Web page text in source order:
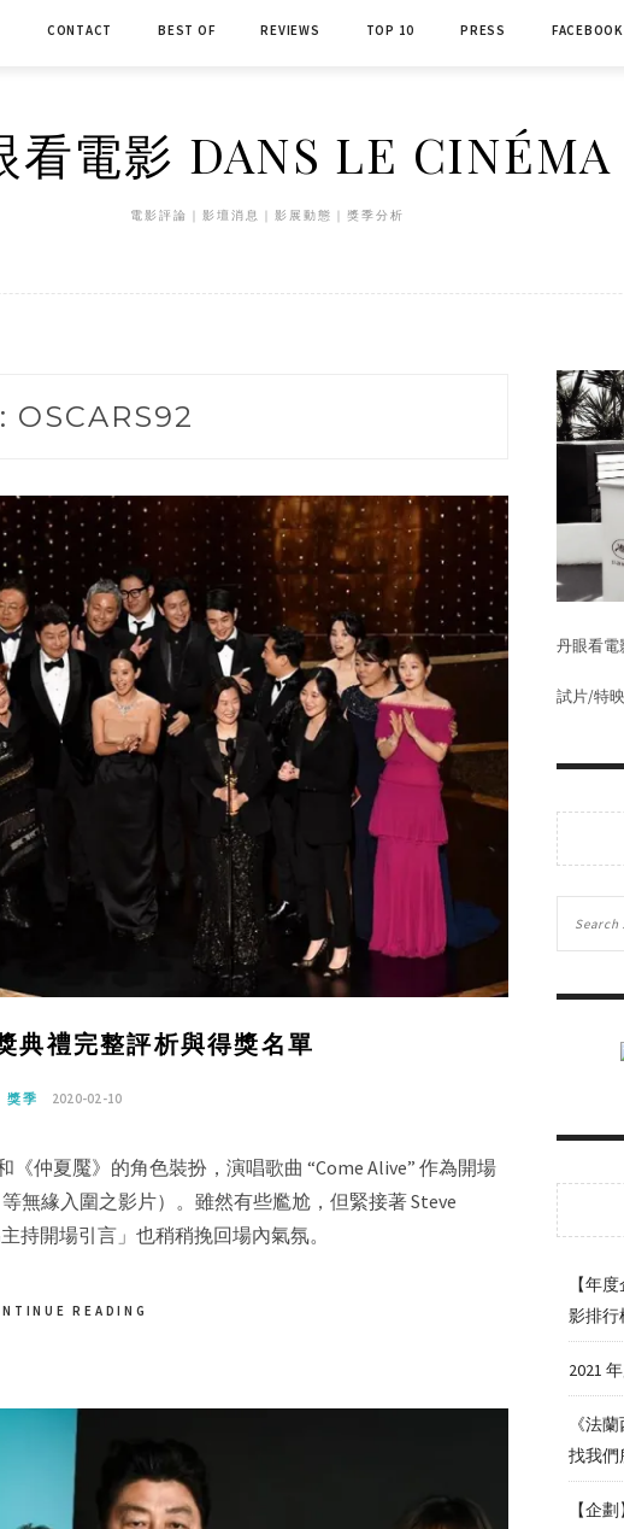
CONTACT BEST OF REVIEWS TOP 10 PRESS FACEBOOK
看電影 DANS LE CINÉMA
電影評論｜影壇消息｜影展動態｜獎季分析
OSCARS92
典禮完整評析與得獎名單
獎季 2020-02-10
仲夏魘》的角色裝扮，演唱歌曲 “Come Alive” 作為開場
無緣入圍之影片）。雖然有些尷尬，但緊接著 Steve
持開場引言」也稍稍挽回場內氣氛。
READING
丹眼看電
試片/特
【年
影排行
2021
《法
找我們
【企